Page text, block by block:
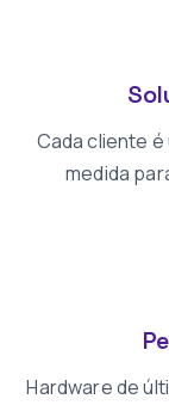
Cada cliente
medida
Hardware de